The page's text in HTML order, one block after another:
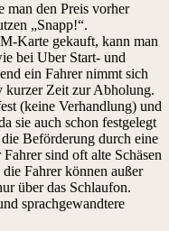
man den Preis vorher
„Snapp!“.
Karte gekauft, kann man
bei Uber Start- und
ein Fahrer nimmt sich
kurzer Zeit zur Abholung.
(keine Verhandlung) und
sie auch schon festgelegt
Beförderung durch eine
sind oft alte Schäsen
Fahrer können außer
über das Schlaufon.
sprachgewandtere